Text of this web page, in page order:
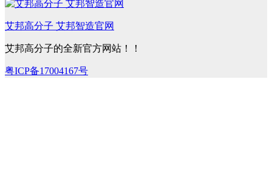
艾邦高分子 艾邦智造官网
艾邦高分子的全新官方网站！！
粤ICP备17004167号